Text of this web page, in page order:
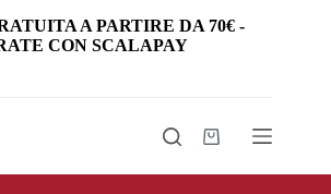
A PARTIRE DA 70€ -
CON SCALAPAY
Carrello